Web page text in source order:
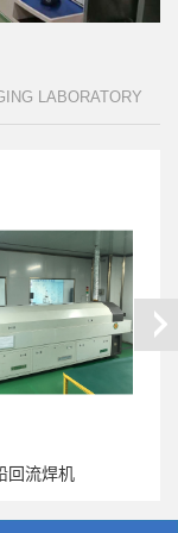
LABORATORY
回流焊机